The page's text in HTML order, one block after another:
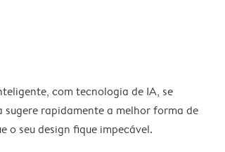
com tecnologia de IA, se
rapidamente a melhor forma de
o seu design fique impecável.